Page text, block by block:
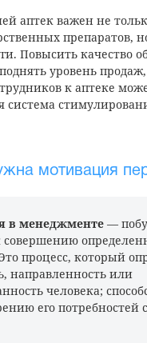
аптек важен не
препаратов,
Повысить качество
уровень
к аптеке
система
мотивация
в менеджменте —
совершению
процесс, который
направленность или
человека;
его